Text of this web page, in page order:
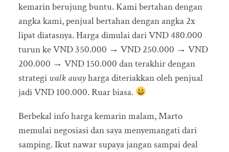
kemarin berujung buntu. Kami bertahan dengan
angka kami, penjual bertahan dengan angka 2x
lipat diatasnya. Harga dimulai dari VND 480.000
turun ke VND 350.000 → VND 250.000 → VND
200.000 → VND 150.000 dan terakhir dengan
strategi walk awayharga diteriakkan oleh penjual
jadi VND 100.000. Ruar biasa.
Berbekal info harga kemarin malam, Marto
memulai negosiasi dan saya menyemangati dari
samping. Ikut nawar supaya jangan sampai deal